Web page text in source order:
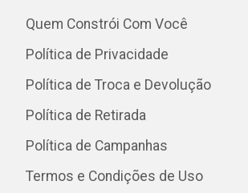
Quem Constrói Com Você
Política de Privacidade
Política de Troca e Devolução
Política de Retirada
Política de Campanhas
Termos e Condições de Uso